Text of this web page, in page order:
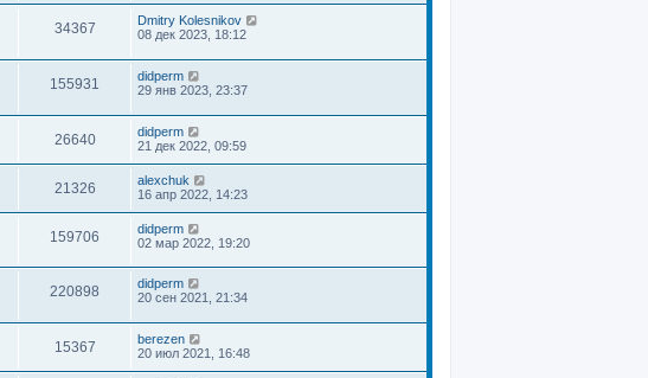
34367
Dmitry Kolesnikov
08 дек 2023, 18:12
155931
didperm
29 янв 2023, 23:37
26640
didperm
21 дек 2022, 09:59
21326
alexchuk
16 апр 2022, 14:23
159706
didperm
02 мар 2022, 19:20
220898
didperm
20 сен 2021, 21:34
15367
berezen
20 июл 2021, 16:48